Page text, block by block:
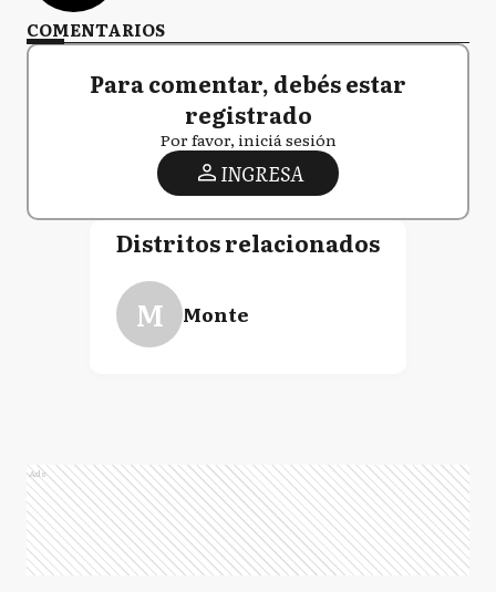
COMENTARIOS
Para comentar, debés estar
registrado
Por favor, iniciá sesión
INGRESA
Distritos relacionados
M Monte
Ads